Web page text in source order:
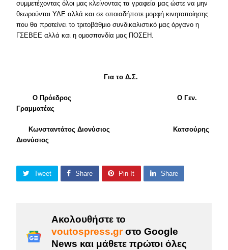
συμμετέχοντας όλοι μας κλείνοντας τα γραφεία μας ώστε να μην
θεωρούνται ΥΔΕ αλλά και σε οποιαδήποτε μορφή κινητοποίησης
που θα προτείνει το τριτοβάθμιο συνδικαλιστικό μας όργανο η
ΓΣΕΒΕΕ αλλά και η ομοσπονδία μας ΠΟΣΕΗ.
Για το Δ.Σ.
Ο Πρόεδρος Ο Γεν.
Γραμματέας
Κωνσταντάτος Διονύσιος Κατσούρης
Διονύσιος
Tweet Share Pin It Share
Ακολουθήστε το
voutospress.grστο Google
News και μάθετε πρώτοι όλες